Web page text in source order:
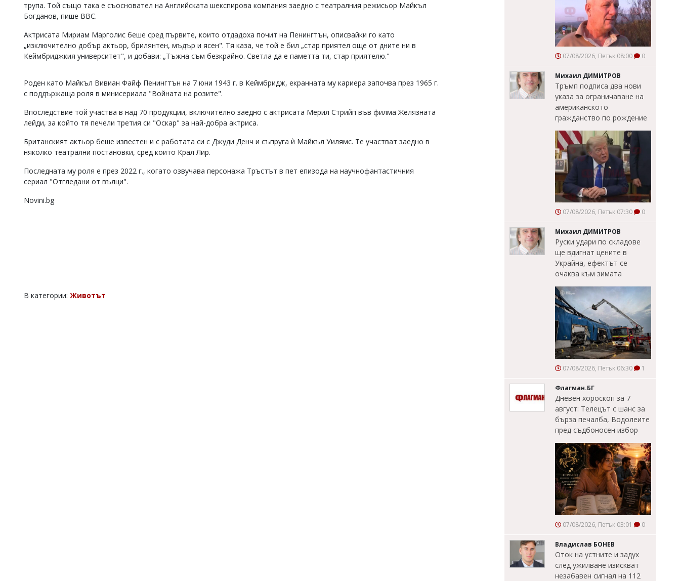
Главен
редактор:
office@flagman.bg
читателите
редакцията
отговорност
трупа. Той също така е съосновател на Английската шекспирова компания заедно с театралния режисьор Майкъл
Богданов, пише BBC.
Актрисата Мириам Марголис беше сред първите, които отдадоха почит на Пенингтън, описвайки го като
„изключително добър актьор, брилянтен, мъдър и ясен". Тя каза, че той е бил „стар приятел още от дните ни в
Кеймбриджкия университет", и добави: „Тъжна съм безкрайно. Светла да е паметта ти, стар приятелю."
Роден като Майкъл Вивиан Файф Пенингтън на 7 юни 1943 г. в Кеймбридж, екранната му кариера започва през 1965 г.
с поддържаща роля в минисериала "Войната на розите".
Впоследствие той участва в над 70 продукции, включително заедно с актрисата Мерил Стрийп във филма Желязната
лейди, за който тя печели третия си "Оскар" за най-добра актриса.
Британският актьор беше известен и с работата си с Джуди Денч и съпруга ѝ Майкъл Уилямс. Те участват заедно в
няколко театрални постановки, сред които Крал Лир.
Последната му роля е през 2022 г., когато озвучава персонажа Тръстът в пет епизода на научнофантастичния
сериал "Отгледани от вълци".
Novini.bg
В категории: Животът
07/08/2026, Петък 08:00 0
Михаил ДИМИТРОВ
Тръмп подписа два нови
указа за ограничаване на
американското
гражданство по рождение
07/08/2026, Петък 07:30 0
Михаил ДИМИТРОВ
Руски удари по складове
ще вдигнат цените в
Украйна, ефектът се
очаква към зимата
07/08/2026, Петък 06:30 1
Флагман.БГ
Дневен хороскоп за 7
август: Телецът с шанс за
бърза печалба, Водолеите
пред съдбоносен избор
07/08/2026, Петък 03:01 0
Владислав БОНЕВ
Оток на устните и задух
след ужилване изискват
незабавен сигнал на 112